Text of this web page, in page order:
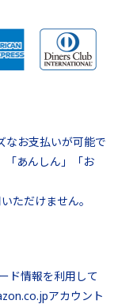
なお支払いが可能で
「あんしん」「お
ただけません。
ド情報を利用して
アカウント